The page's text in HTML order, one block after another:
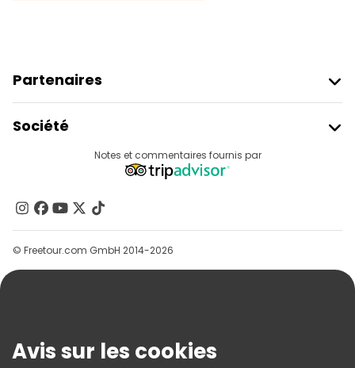
Partenaires
Connexion Du Fournisseur
Programme D’affiliation
Société
Contactez-Nous
Groupes
Aide
Conditions Générales Et Mentions Légales
Notes et commentaires fournis par
© Freetour.com GmbH 2014-2026
Avis sur les cookies